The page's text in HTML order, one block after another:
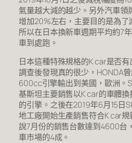
氣量越大減的越少。另外汽車領
增加20%左右，主要目的是為了
所以在日本換新車週期平均約7
車到處跑。
日本這種特殊規格的K car是否
調查後發現真的很少，HONDA
600cc引擎輸出到美國，歐洲。
基斯坦主要銷售以K car的車體
的引擎。之後在2019年6月15日
地工廠開始生產銷售符合K car
說7月份的銷售台數達到4600台
車市場的4成。